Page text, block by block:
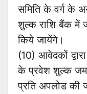
समिति के वर्ग के
शुल्क राशि बैंक में
किये जायेंगे।
(10) आवेदकों
के प्रवेश शुल्क
प्रति अपलोड की